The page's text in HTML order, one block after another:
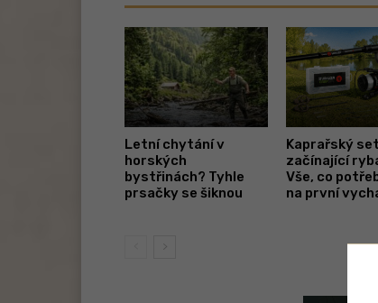
Letní chytání v
horských
bystřinách? Tyhle
prsačky se šiknou
Kaprařský
začínající
Vše, co
na první